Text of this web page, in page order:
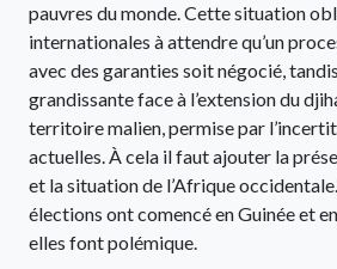
pauvres du monde. Cette situation
internationales à attendre qu’un
avec des garanties soit négocié,
grandissante face à l’extension du
territoire malien, permise par
actuelles. À cela il faut ajouter la
et la situation de l’Afrique
élections ont comencé en Guinée et
elles font polémique.